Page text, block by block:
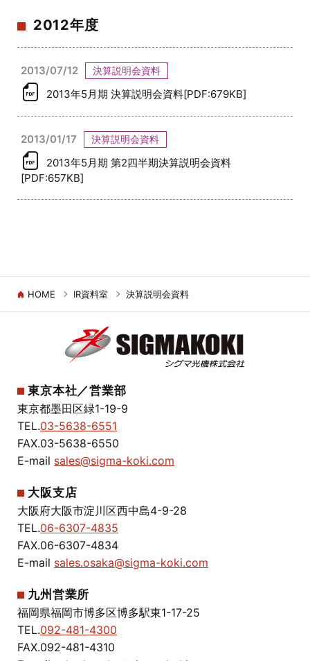
2012年度
2013/07/12 決算説明会資料
2013年5月期 決算説明会資料[PDF:679KB]
2013/01/17 決算説明会資料
2013年5月期 第2四半期決算説明会資料
[PDF:657KB]
HOME IR資料室 決算説明会資料
東京本社／営業部
東京都墨田区緑1-19-9
TEL.03-5638-6551
FAX.03-5638-6550
E-mail sales@sigma-koki.com
大阪支店
大阪府大阪市淀川区西中島4-9-28
TEL.06-6307-4835
FAX.06-6307-4834
E-mail sales.osaka@sigma-koki.com
九州営業所
福岡県福岡市博多区博多駅東1-17-25
TEL.092-481-4300
FAX.092-481-4310